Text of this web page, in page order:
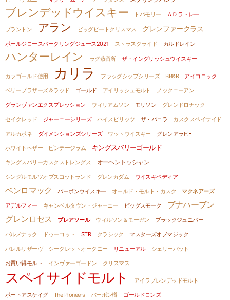
ブレンデッドウイスキー トバモリー ＡＤラトレー
ブラントン アラン ビッグピートクリスマス グレンファークラス
ポールジロースパークリングジュース2021 ストラスクライド カルドレイン
ハンターレイン ラグ蒸留所 ザ・イングリッシュウイスキー
カラゴールド使用 カリラ フラッグシップシリーズ BB&R
アイコニック
ベリーブラザーズ＆ラッド
ゴールド アイリッシュモルト
ノックニーアン
グランヴァンエクスプレッション
ウィリアムソン モリソン
グレンドロナック
セイクレッド
ジャーニーシリーズ ハイスピリッツ ザ・バニラ
カスクスペイサイド
アルカポネ
ダイメンションズシリーズ ワットウイスキー
グレンアラヒｰ
ホワイトヘザー
ビンテージラム キングスバリーゴールド
キングスバリーカスクストレングス
オーヘントッシャン
シングルモルツオブスコットランド
グレンカダム ウイスキペディア
ベンロマック バーボンウイスキー オールド・モルト・カスク
マクネアーズ
アデルフィー
キャンベルタウン・ジャーニー ビッグスモーク
ブナハーブン
グレンロセス
ブレアソール ウィルソン＆モーガン
ブラックジュニパー
バルメナック
ドゥーコット STR クラシック
マスターズオブマジック
バレルリザーヴ
シークレットオークニー リニューアル
シェリーバット
お買い得モルト
インヴァーゴードン クリスマス
スペイサイドモルト
アイラブレンデッドモルト
ポートアスケイグ
The Pioneers バーボン樽
ゴールドロンズ